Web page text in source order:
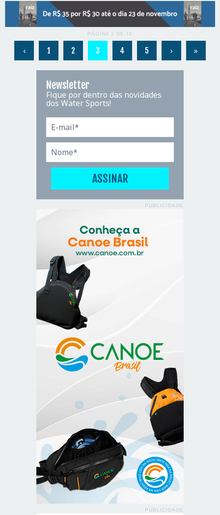
PÁGINA 3 DE 11
‹ 1 2 3 4 5 › »
Newsletter
Fique por dentro das novidades
dos Water Sports!
PUBLICIDADE
PUBLICIDADE